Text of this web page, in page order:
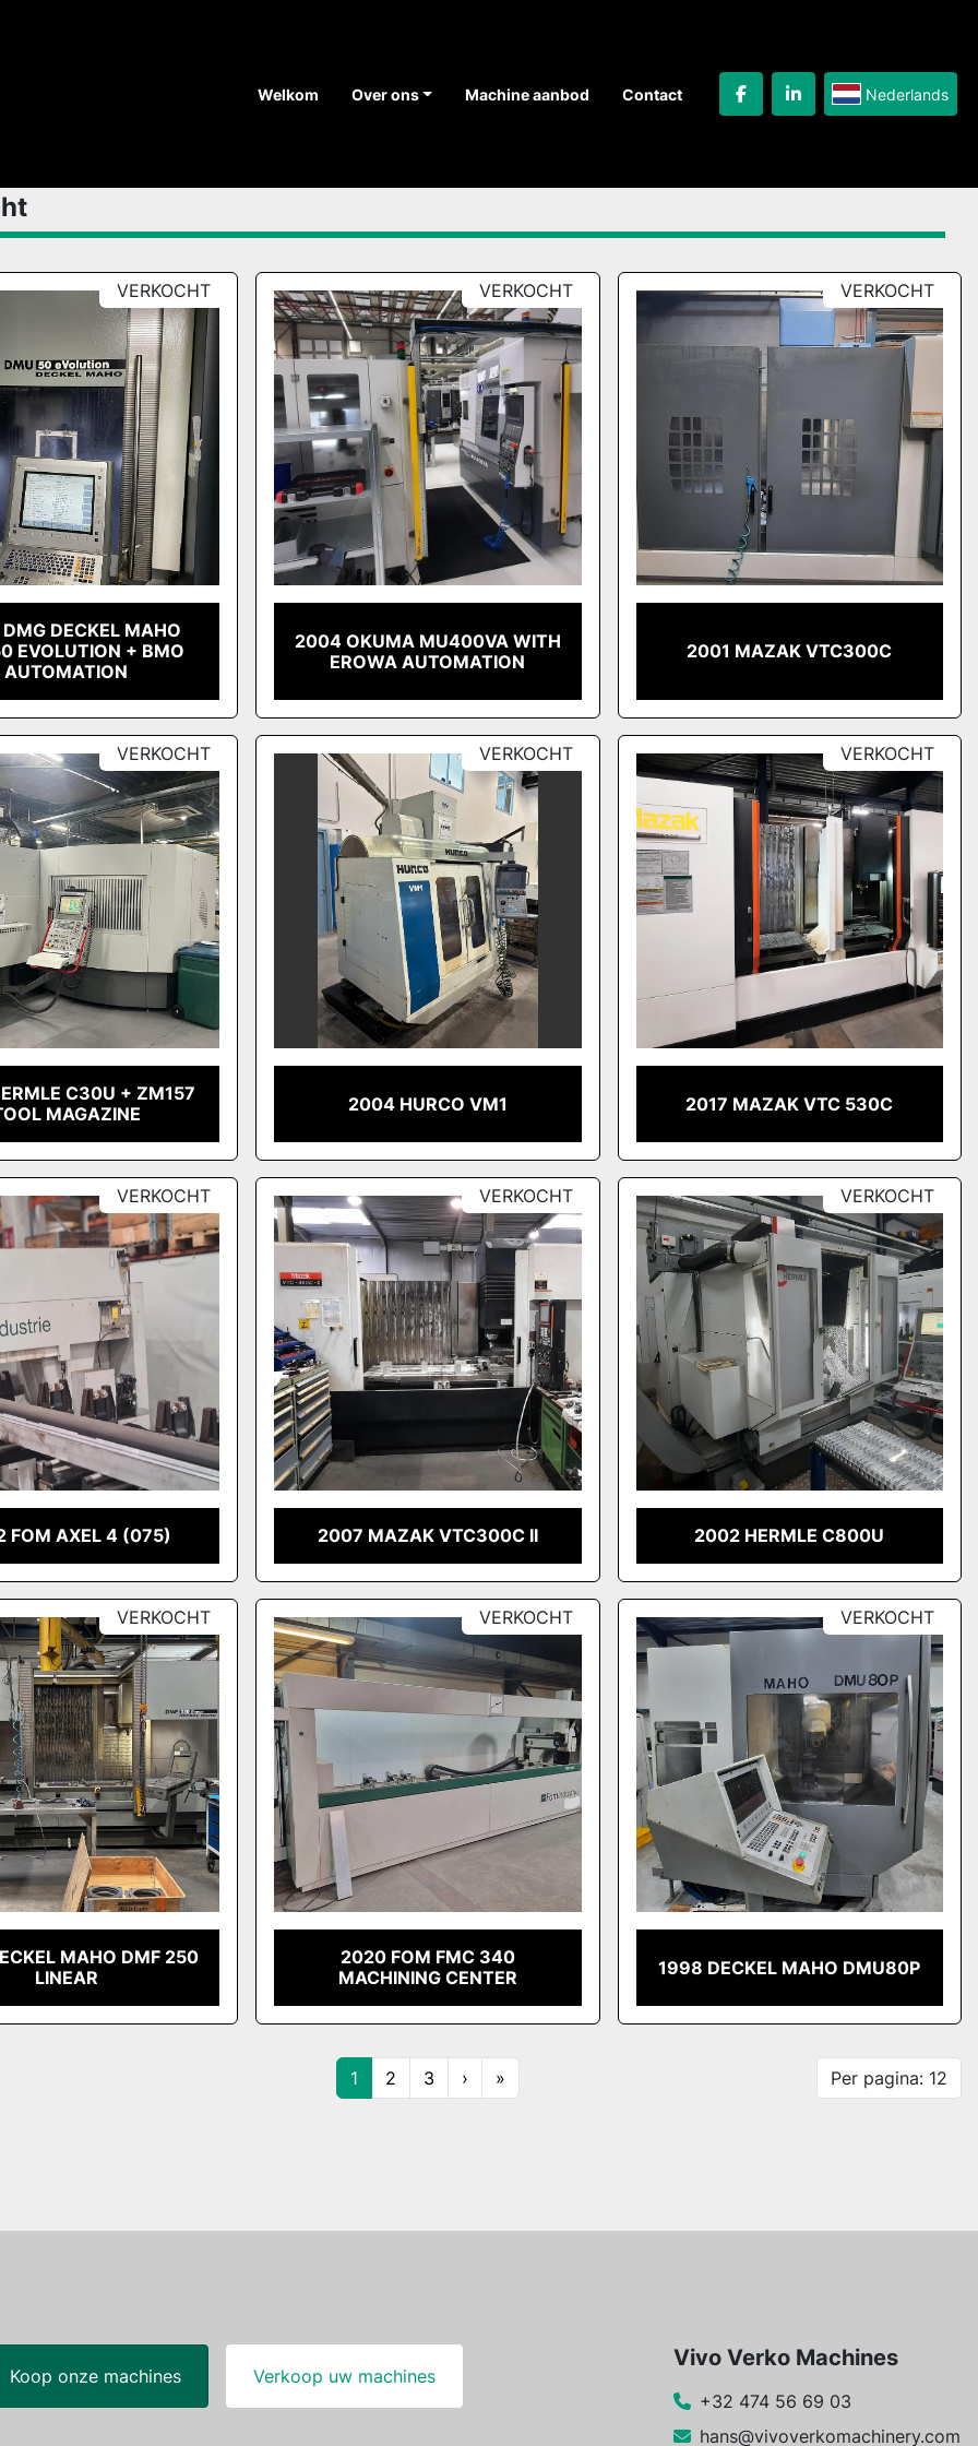
Welkom Machine aanbod
Over ons Contact facebooklinkedin
Nederlands
VERKOCHT
DECKEL MAHO
EVOLUTION + BMO
AUTOMATION
VERKOCHT
2004 OKUMA MU400VA WITH
EROWA AUTOMATION
VERKOCHT
2001 MAZAK VTC300C
VERKOCHT
C30U + ZM157
MAGAZINE
VERKOCHT
2004 HURCO VM1
VERKOCHT
2017 MAZAK VTC 530C
VERKOCHT
FOM AXEL 4 (075)
VERKOCHT
2007 MAZAK VTC300C II
VERKOCHT
2002 HERMLE C800U
VERKOCHT
MAHO DMF 250
LINEAR
VERKOCHT
2020 FOM FMC 340
MACHINING CENTER
VERKOCHT
1998 DECKEL MAHO DMU80P
1 2 3 › » Per pagina: 12
Koop onze machines Verkoop uw machines
Vivo Verko Machines
+32 474 56 69 03
hans@vivoverkomachinery.com